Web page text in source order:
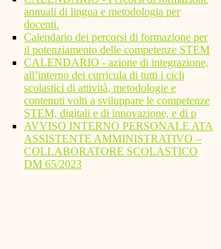
annuali di lingua e metodologia per
docenti.
Calendario dei percorsi di formazione per
il potenziamento delle competenze STEM
CALENDARIO - azione di integrazione,
all’interno dei curricula di tutti i cicli
scolastici di attività, metodologie e
contenuti volti a sviluppare le competenze
STEM, digitali e di innovazione, e di p
AVVISO INTERNO PERSONALE ATA
ASSISTENTE AMMINISTRATIVO –
COLLABORATORE SCOLASTICO
DM 65/2023